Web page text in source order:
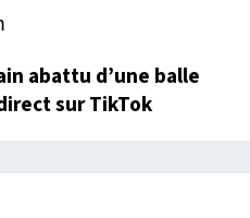
abattu d’une balle
sur TikTok